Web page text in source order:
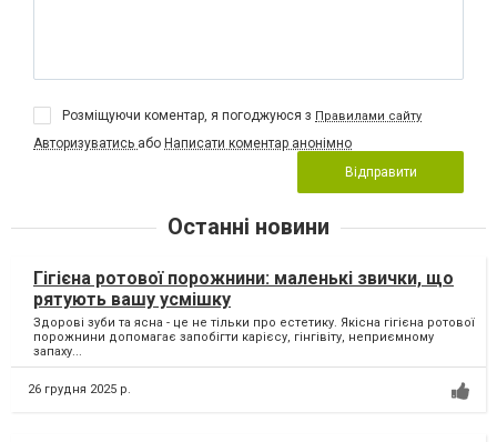
Розміщуючи коментар, я погоджуюся з Правилами сайту
Авторизуватись або Написати коментар анонімно
Відправити
Останні новини
Гігієна ротової порожнини: маленькі звички, що
рятують вашу усмішку
Здорові зуби та ясна - це не тільки про естетику. Якісна гігієна ротової
порожнини допомагає запобігти карієсу, гінгівіту, неприємному
запаху...
26 грудня 2025 р.